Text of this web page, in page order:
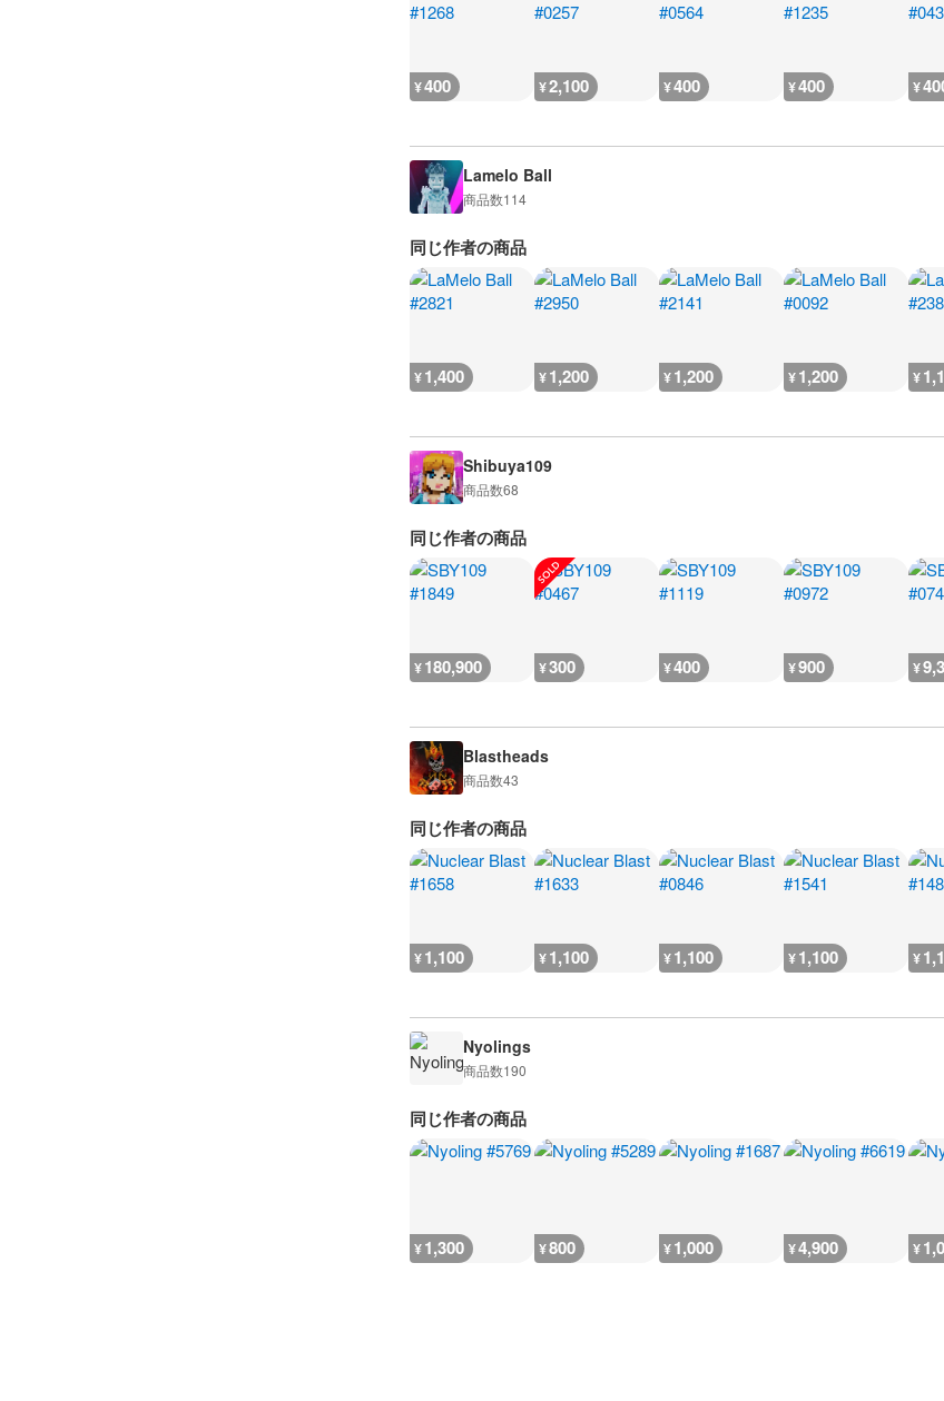
¥400 ¥2,100 ¥400 ¥400 ¥
Lamelo Ball
商品数114
同じ作者の商品
¥1,400 ¥1,200 ¥1,200 ¥1,200 ¥
Shibuya109
商品数68
同じ作者の商品
¥180,900 ¥300 ¥400 ¥900 ¥
Blastheads
商品数43
同じ作者の商品
¥1,100 ¥1,100 ¥1,100 ¥1,100 ¥
Nyolings
商品数190
同じ作者の商品
¥1,300 ¥800 ¥1,000 ¥4,900 ¥